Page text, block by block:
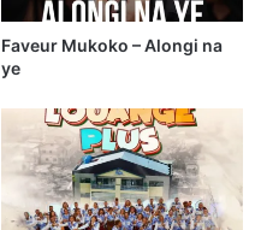
Faveur Mukoko – Alongi na
ye